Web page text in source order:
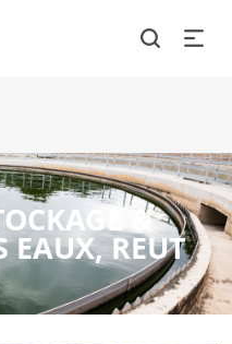
&
EAUX, REUT